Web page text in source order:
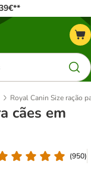
Royal Canin Size ração
cães em
(950)